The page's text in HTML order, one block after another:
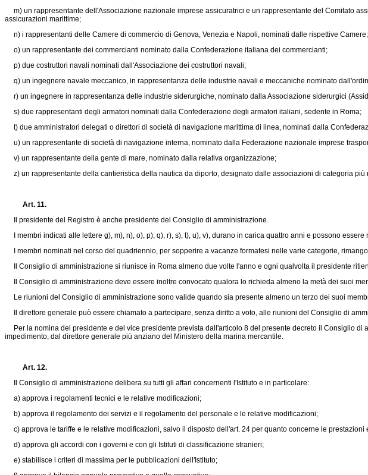
m) un rappresentante dell'Associazione nazionale imprese assicuratrici e un rappresentante del Comitato
assicurazioni marittime;
n) i rappresentanti delle Camere di commercio di Genova, Venezia e Napoli, nominati dalle rispettive Camere;
o) un rappresentante dei commercianti nominato dalla Confederazione italiana dei commercianti;
p) due costruttori navali nominati dall'Associazione dei costruttori navali;
q) un ingegnere navale meccanico, in rappresentanza delle industrie navali e meccaniche nominato
r) un ingegnere in rappresentanza delle industrie siderurgiche, nominato dalla Associazione siderurgici
s) due rappresentanti degli armatori nominati dalla Confederazione degli armatori italiani, sedente in Roma;
t) due amministratori delegati o direttori di società di navigazione marittima di linea, nominati dalla
u) un rappresentante di società di navigazione interna, nominato dalla Federazione nazionale imprese
v) un rappresentante della gente di mare, nominato dalla relativa organizzazione;
z) un rappresentante della cantieristica della nautica da diporto, designato dalle associazioni di categoria più
Art. 11.
Il presidente del Registro è anche presidente del Consiglio di amministrazione.
I membri indicati alle lettere g), m), n), o), p), q), r), s), t), u), v), durano in carica quattro anni e possono essere
I membri nominati nel corso del quadriennio, per sopperire a vacanze formatesi nelle varie categorie,
Il Consiglio di amministrazione si riunisce in Roma almeno due volte l'anno e ogni qualvolta il presidente
Il Consiglio di amministrazione deve essere inoltre convocato qualora lo richieda almeno la metà dei suoi
Le riunioni del Consiglio di amministrazione sono valide quando sia presente almeno un terzo dei suoi
Il direttore generale può essere chiamato a partecipare, senza diritto a voto, alle riunioni del Consiglio di
Per la nomina del presidente e del vice presidente prevista dall'articolo 8 del presente decreto il Consiglio
impedimento, dal direttore generale più anziano del Ministero della marina mercantile.
Art. 12.
Il Consiglio di amministrazione delibera su tutti gli affari concernenti l'Istituto e in particolare:
a) approva i regolamenti tecnici e le relative modificazioni;
b) approva il regolamento dei servizi e il regolamento del personale e le relative modificazioni;
c) approva le tariffe e le relative modificazioni, salvo il disposto dell'art. 24 per quanto concerne le prestazioni
d) approva gli accordi con i governi e con gli Istituti di classificazione stranieri;
e) stabilisce i criteri di massima per le pubblicazioni dell'Istituto;